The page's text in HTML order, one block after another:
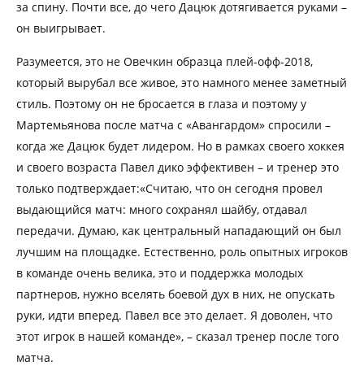
за спину. Почти все, до чего Дацюк дотягивается руками –
он выигрывает.
Разумеется, это не Овечкин образца плей-офф-2018,
который вырубал все живое, это намного менее заметный
стиль. Поэтому он не бросается в глаза и поэтому у
Мартемьянова после матча с «Авангардом» спросили –
когда же Дацюк будет лидером. Но в рамках своего хоккея
и своего возраста Павел дико эффективен – и тренер это
только подтверждает:«Считаю, что он сегодня провел
выдающийся матч: много сохранял шайбу, отдавал
передачи. Думаю, как центральный нападающий он был
лучшим на площадке. Естественно, роль опытных игроков
в команде очень велика, это и поддержка молодых
партнеров, нужно вселять боевой дух в них, не опускать
руки, идти вперед. Павел все это делает. Я доволен, что
этот игрок в нашей команде», – сказал тренер после того
матча.